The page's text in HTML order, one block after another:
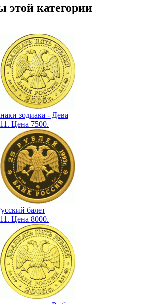
этой категории
зодиака - Дева
Цена 7500.
балет
Цена 8000.